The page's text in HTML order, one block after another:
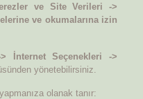
ve Site Verileri ->
ve okumalarına izin
İnternet Seçenekleri ->
yönetebilirsiniz.
olanak tanır: